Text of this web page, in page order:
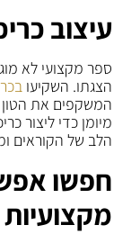
עיצוב
ספר מקצועי לא
הצגתו. השקיעו
המשקפים את
מיומן כדי ליצור
הלב של הקוראים
חפשו
מקצועיות